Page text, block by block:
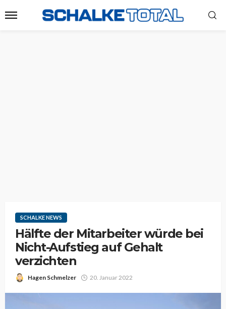
SCHALKE NEWS
Hälfte der Mitarbeiter würde bei
Nicht-Aufstieg auf Gehalt
verzichten
Hagen Schmelzer 20. Januar 2022